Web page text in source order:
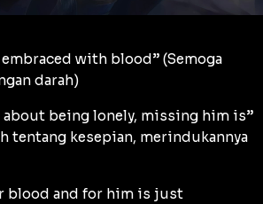
with blood” (Semoga
darah)
being lonely, missing him is”
tentang kesepian, merindukannya
blood and for him is just